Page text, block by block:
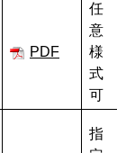
PDF
任
意
様
式
可
指